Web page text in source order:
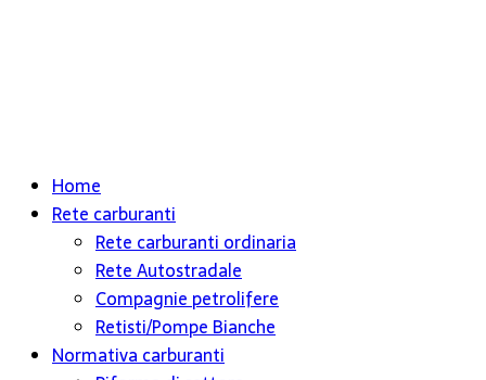
Home
Rete carburanti
Rete carburanti ordinaria
Rete Autostradale
Compagnie petrolifere
Retisti/Pompe Bianche
Normativa carburanti